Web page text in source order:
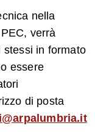
nella
verrà
stessi in formato
essere
di posta